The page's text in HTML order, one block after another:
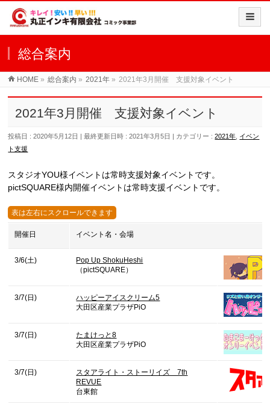
総合案内
HOME » 総合案内 » 2021年 » 2021年3月開催 支援対象イベント
2021年3月開催 支援対象イベント
投稿日 : 2020年5月12日 最終更新日時 : 2021年3月5日 カテゴリー :2021年 イベン
ト支援
スタジオYOU様イベントは常時支援対象イベントです。
pictSQUARE様内開催イベントは常時支援イベントです。
開催日 イベント名・会場
3/6(土)
Pop Up ShokuHeshi
（pictSQUARE）
3/7(日)
ハッピーアイスクリーム5
大田区産業プラザPiO
3/7(日)
たまけっと8
大田区産業プラザPiO
3/7(日)
スタアライト・ストーリイズ 7th
REVUE
台東館